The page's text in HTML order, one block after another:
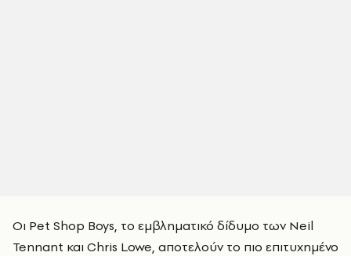
Οι Pet Shop Boys, το εμβληματικό δίδυμο των Neil
Tennant και Chris Lowe, αποτελούν το πιο επιτυχημένο